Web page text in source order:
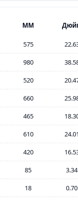
MM
575
980
520
660
465
610
420
85 3.34
18 0.70